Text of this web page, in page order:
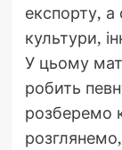
експорту, а
культури,
У цьому
робить
розберемо